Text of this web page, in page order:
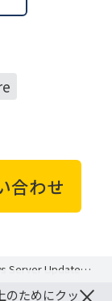
合わせ
Server Update
理のあるべき姿 -
のためにクッ